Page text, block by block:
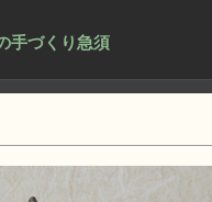
手づくり急須